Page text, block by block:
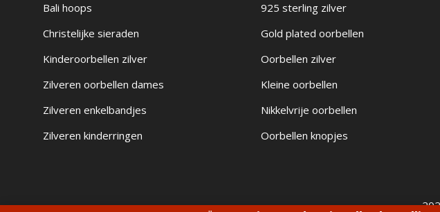
Bali hoops
Christelijke sieraden
Kinderoorbellen zilver
Zilveren oorbellen dames
Zilveren enkelbandjes
Zilveren kinderringen
925 sterling zilver
Gold plated oorbellen
Oorbellen zilver
Kleine oorbellen
Nikkelvrije oorbellen
Oorbellen knopjes